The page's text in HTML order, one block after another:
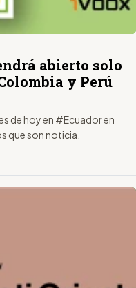
abierto solo
y Perú
de hoy en #Ecuador en
que son noticia.